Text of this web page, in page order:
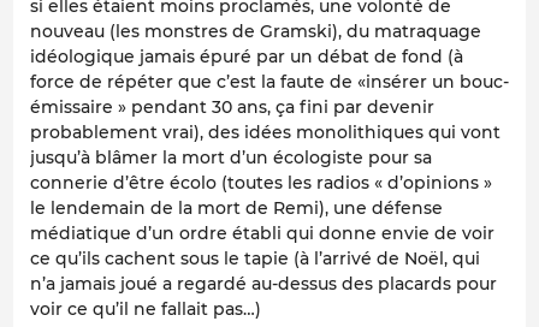
si elles étaient moins proclamés, une volonté de
nouveau (les monstres de Gramski), du matraquage
idéologique jamais épuré par un débat de fond (à
force de répéter que c’est la faute de «insérer un bouc-
émissaire » pendant 30 ans, ça fini par devenir
probablement vrai), des idées monolithiques qui vont
jusqu’à blâmer la mort d’un écologiste pour sa
connerie d’être écolo (toutes les radios « d’opinions »
le lendemain de la mort de Remi), une défense
médiatique d’un ordre établi qui donne envie de voir
ce qu’ils cachent sous le tapie (à l’arrivé de Noël, qui
n’a jamais joué a regardé au-dessus des placards pour
voir ce qu’il ne fallait pas…)